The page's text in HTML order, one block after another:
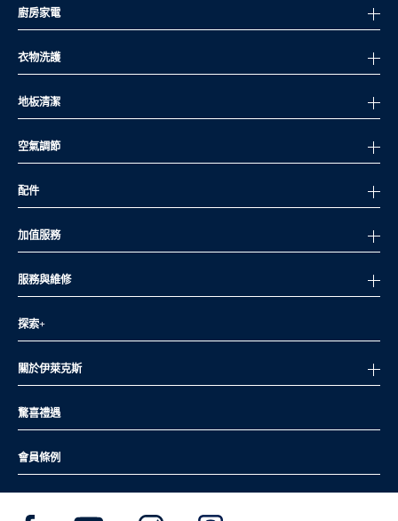
廚房家電
衣物洗護
地板清潔
空氣調節
配件
加值服務
服務與維修
探索+
關於伊萊克斯
驚喜禮遇
會員條例